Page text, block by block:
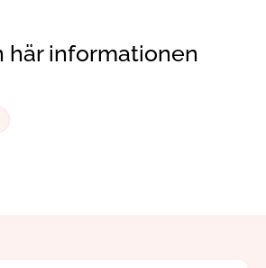
här informationen